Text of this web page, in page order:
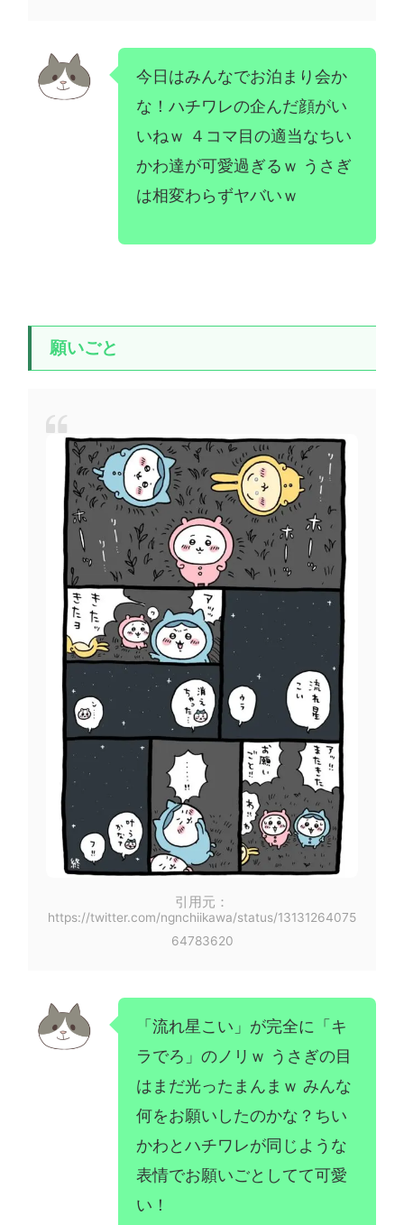
今日はみんなでお泊まり会か
な！ハチワレの企んだ顔がい
いねｗ ４コマ目の適当なちい
かわ達が可愛過ぎるｗ うさぎ
は相変わらずヤバいｗ
願いごと
引用元：
https://twitter.com/ngnchiikawa/status/13131264075
64783620
「流れ星こい」が完全に「キ
ラでろ」のノリｗ うさぎの目
はまだ光ったまんまｗ みんな
何をお願いしたのかな？ちい
かわとハチワレが同じような
表情でお願いごとしてて可愛
い！